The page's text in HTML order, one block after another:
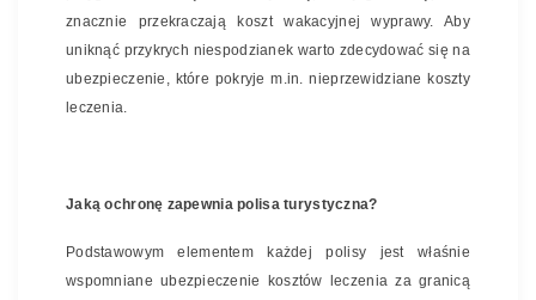
znacznie przekraczają koszt wakacyjnej wyprawy. Aby
uniknąć przykrych niespodzianek warto zdecydować się na
ubezpieczenie, które pokryje m.in. nieprzewidziane koszty
leczenia.
Jaką ochronę zapewnia polisa turystyczna?
Podstawowym elementem każdej polisy jest właśnie
wspomniane ubezpieczenie kosztów leczenia za granicą